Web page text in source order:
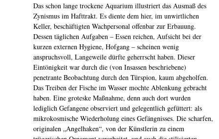
Das schon lange trockene Aquarium illustriert das Ausmaß des
Zynismus im Hafttrakt. Es diente dem hier, im unwirtlichen
Keller, beschäftigten Wachpersonal offenbar zur Erbauung.
Dessen täglichen Aufgaben – Essen reichen, Aufsicht bei der
kurzen externen Hygiene, Hofgang – scheinen wenig
anspruchsvoll, Langeweile dürfte geherrscht haben. Dieser
Eintönigkeit war durch die (von Insassen beschriebene)
penetrante Beobachtung durch den Türspion, kaum abgeholfen.
Das Treiben der Fische im Wasser mochte Ablenkung gebracht
haben. Eine groteske Maßnahme, denn auch dort wurden
lediglich Gefangene observiert und gelegentlich gefüttert: als
mikrokosmische Wiederholung eines Gefängnisses. Die scharfen,
originalen „Angelhaken“, von der Künstlerin zu einem